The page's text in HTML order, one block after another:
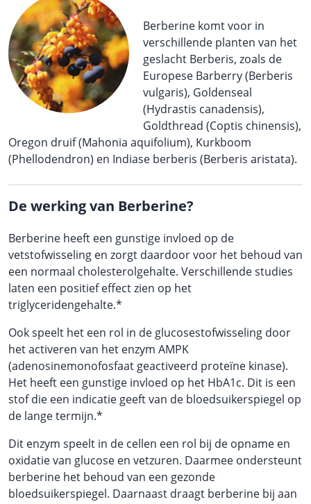
Berberine komt voor in
verschillende planten van het
geslacht Berberis, zoals de
Europese Barberry (Berberis
vulgaris), Goldenseal
(Hydrastis canadensis),
Goldthread (Coptis chinensis),
Oregon druif (Mahonia aquifolium), Kurkboom
(Phellodendron) en Indiase berberis (Berberis aristata).
De werking van Berberine?
Berberine heeft een gunstige invloed op de
vetstofwisseling en zorgt daardoor voor het behoud van
een normaal cholesterolgehalte. Verschillende studies
laten een positief effect zien op het
triglyceridengehalte.*
Ook speelt het een rol in de glucosestofwisseling door
het activeren van het enzym AMPK
(adenosinemonofosfaat geactiveerd proteïne kinase).
Het heeft een gunstige invloed op het HbA1c. Dit is een
stof die een indicatie geeft van de bloedsuikerspiegel op
de lange termijn.*
Dit enzym speelt in de cellen een rol bij de opname en
oxidatie van glucose en vetzuren. Daarmee ondersteunt
berberine het behoud van een gezonde
bloedsuikerspiegel. Daarnaast draagt berberine bij aan